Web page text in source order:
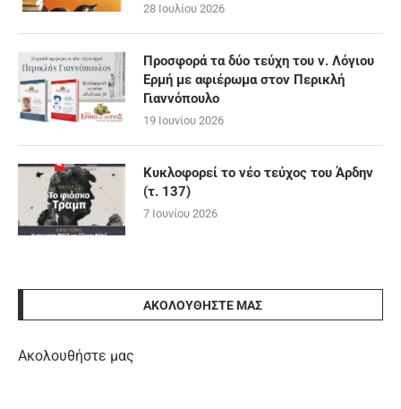
28 Ιουλίου 2026
Προσφορά τα δύο τεύχη του ν. Λόγιου
Ερμή με αφιέρωμα στον Περικλή
Γιαννόπουλο
19 Ιουνίου 2026
Κυκλοφορεί το νέο τεύχος του Άρδην
(τ. 137)
7 Ιουνίου 2026
ΑΚΟΛΟΥΘΉΣΤΕ ΜΑΣ
Ακολουθήστε μας